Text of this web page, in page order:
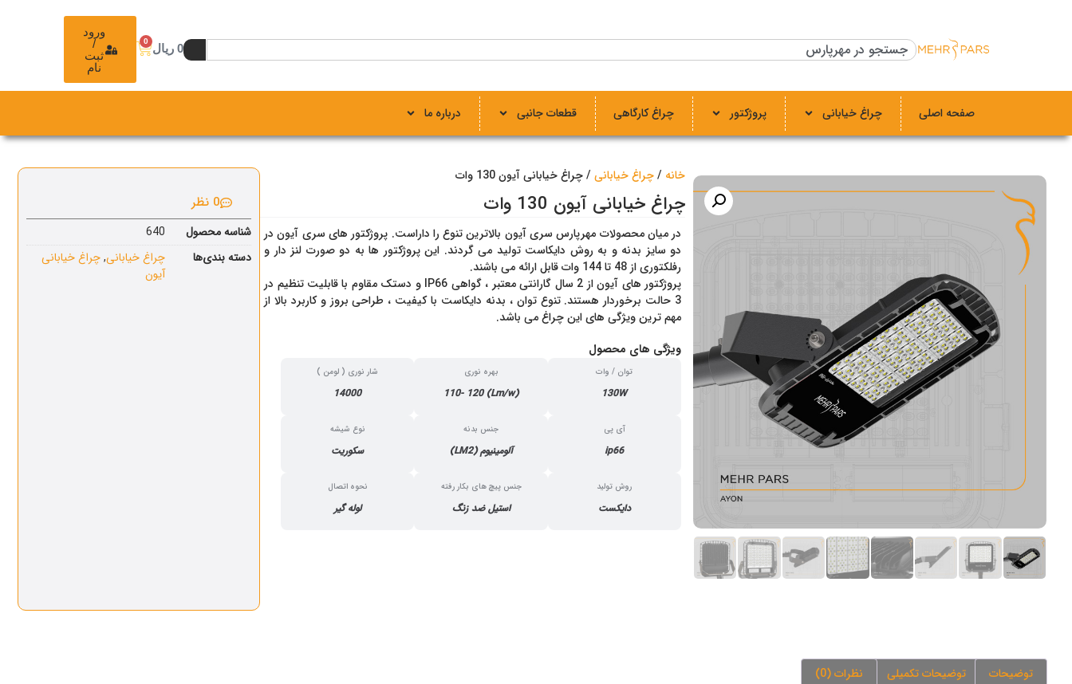
0 ریال
0
ورود
/
ثبت
نام
صفحه اصلی چراغ خیابانی پروژکتور چراغ کارگاهی قطعات جانبی درباره ما
خانه /چراغ خیابانی/ چراغ خیابانی آیون 130 وات
چراغ خیابانی آیون 130 وات
در میان محصولات مهرپارس سری آیون بالاترین تنوع را داراست. پروژکتور های سری آیون در
دو سایز بدنه و به روش دایکاست تولید می گردند. این پروژکتور ها به دو صورت لنز دار و
رفلکتوری از 48 تا 144 وات قابل ارائه می باشند.
پروژکتور های آیون از 2 سال گارانتی معتبر ، گواهی IP66 و دستک مقاوم با قابلیت تنظیم در
3 حالت برخوردار هستند. تنوع توان ، بدنه دایکاست با کیفیت ، طراحی بروز و کاربرد بالا از
مهم ترین ویژگی های این چراغ می باشد.
ویژگی‌ های محصول
توان / وات
130W
بهره نوری
(Lm/w) 110- 120
شار نوری ( لومن )
14000
آی پی
ip66
جنس بدنه
آلومینیوم (LM2)
نوع شیشه
سکوریت
روش تولید
دایکست
جنس پیچ های بکار رفته
استیل ضد زنگ
نحوه اتصال
لوله گیر
0 نظر
شناسه محصول
640
دسته بندی‌ها
چراغ خیابانی,چراغ خیابانی
آیون
توضیحات توضیحات تکمیلی نظرات (0)